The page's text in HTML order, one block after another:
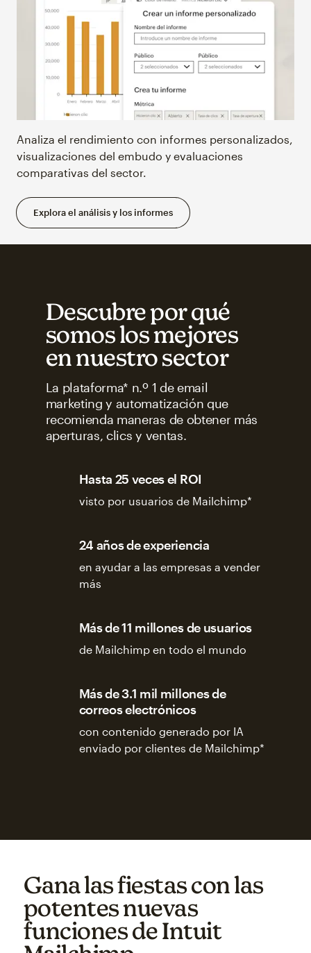
Analiza el rendimiento con informes personalizados,
visualizaciones del embudo y evaluaciones
comparativas del sector.
Explora el análisis y los informes
Descubre por qué
somos los mejores
en nuestro sector
La plataforma* n.º 1 de email
marketing y automatización que
recomienda maneras de obtener más
aperturas, clics y ventas.
Hasta 25 veces el ROI
visto por usuarios de Mailchimp*
24 años de experiencia
en ayudar a las empresas a vender
más
Más de 11 millones de usuarios
de Mailchimp en todo el mundo
Más de 3.1 mil millones de
correos electrónicos
con contenido generado por IA
enviado por clientes de Mailchimp*
Gana las fiestas con las
potentes nuevas
funciones de Intuit